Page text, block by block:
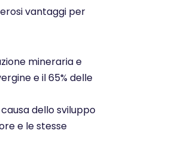
vantaggi per
mineraria e
e il 65% delle
dello sviluppo
e le stesse